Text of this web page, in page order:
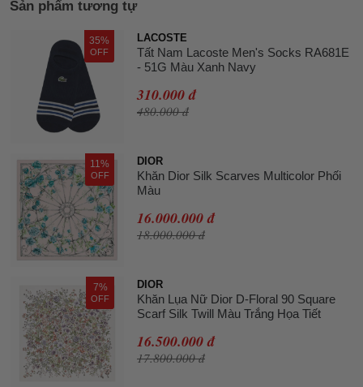
Sản phẩm tương tự
35%
OFF
LACOSTE
Tất Nam Lacoste Men's Socks RA681E
- 51G Màu Xanh Navy
310.000 đ
480.000 đ
11%
OFF
DIOR
Khăn Dior Silk Scarves Multicolor Phối
Màu
16.000.000 đ
18.000.000 đ
7%
OFF
DIOR
Khăn Lụa Nữ Dior D-Floral 90 Square
Scarf Silk Twill Màu Trắng Họa Tiết
16.500.000 đ
17.800.000 đ